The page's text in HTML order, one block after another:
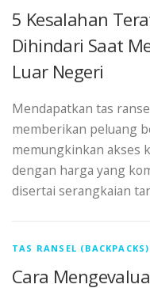
5 Kesalahan
Dihindari Saat
Luar Negeri
Mendapatkan tas
memberikan peluang
memungkinkan akses
dengan harga yang
disertai serangkaian
TAS RANSEL (BACKPACKS)
Cara